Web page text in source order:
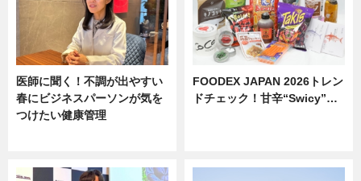
医師に聞く！不調が出やすい
春にビジネスパーソンが気を
つけたい健康管理
FOODEX JAPAN 2026トレン
ドチェック！甘辛“Swicy”…